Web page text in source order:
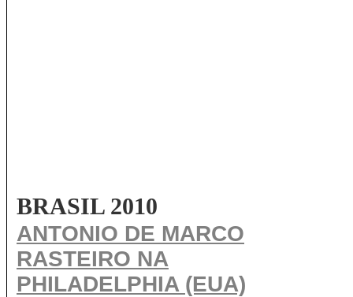
BRASIL 2010
ANTONIO DE MARCO
RASTEIRO NA
PHILADELPHIA (EUA)